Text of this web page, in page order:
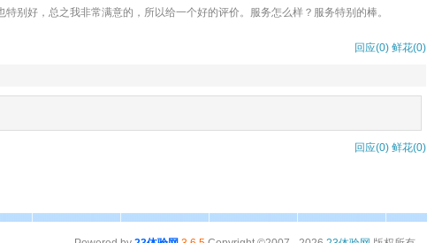
别好，总之我非常满意的，所以给一个好的评价。服务怎么样？服务特别的棒。
回应(0) 鲜花(0)
回应(0) 鲜花(0)